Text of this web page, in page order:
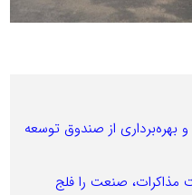
از صندوق توسعه
صنعت را فلج